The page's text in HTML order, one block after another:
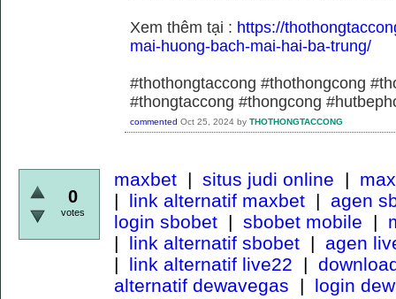
Xem thêm tại : https://
mai-huong-bach-mai-hai-ba-trung/
#thothongtaccong #thothongcong
#thongtaccong #thongcong
commented Oct 25, 2024 by THOTHONGTACCONG
0
votes
maxbet | situs judi online |
| link alternatif maxbet | agen
login sbobet | sbobet mobile |
| link alternatif sbobet | agen
| link alternatif live22 |
alternatif dewavegas | login